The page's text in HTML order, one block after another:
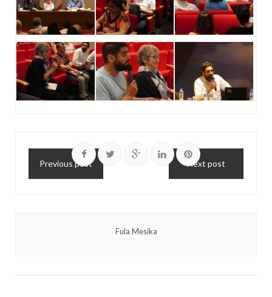
Previous post Next post
Fula Mesika